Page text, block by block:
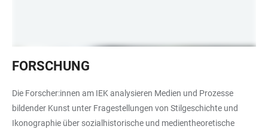
der
einer
Fälschung
FORSCHUNG
Die Forscher:innen am IEK analysieren Medien und Prozesse
bildender Kunst unter Fragestellungen von Stilgeschichte und
Ikonographie über sozialhistorische und medientheoretische